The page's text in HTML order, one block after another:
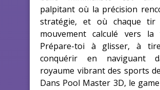
palpitant où la précision
stratégie, et où chaque
mouvement calculé vers la
Prépare-toi à glisser, à
conquérir en naviguant
royaume vibrant des sports
Dans Pool Master 3D, le